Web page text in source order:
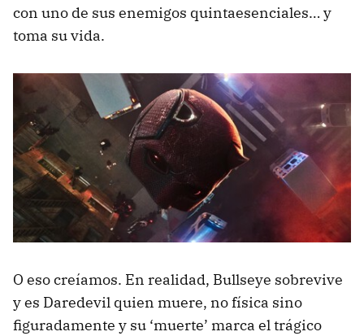
con uno de sus enemigos quintaesenciales… y
toma su vida.
O eso creíamos. En realidad, Bullseye sobrevive
y es Daredevil quien muere, no física sino
figuradamente y su ‘muerte’ marca el trágico